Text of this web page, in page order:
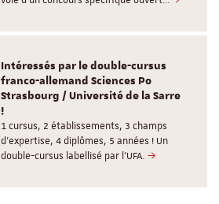
Intéressés par le double-cursus
franco-allemand Sciences Po
Strasbourg / Université de la Sarre
!
1 cursus, 2 établissements, 3 champs
d’expertise, 4 diplômes, 5 années ! Un
double-cursus labellisé par l'UFA.